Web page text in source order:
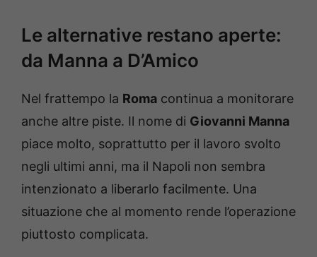
Le alternative restano aperte:
da Manna a D’Amico
Nel frattempo la Roma continua a monitorare
anche altre piste. Il nome di Giovanni Manna
piace molto, soprattutto per il lavoro svolto
negli ultimi anni, ma il Napoli non sembra
intenzionato a liberarlo facilmente. Una
situazione che al momento rende l’operazione
piuttosto complicata.